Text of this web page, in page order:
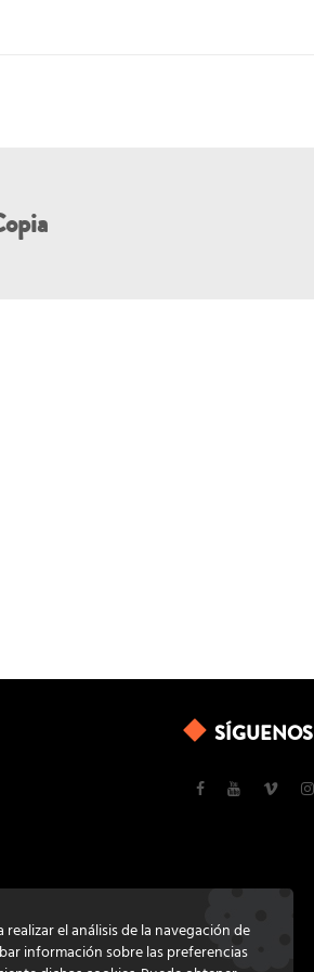
SÍGUENOS
el análisis de la navegación de
información sobre las preferencias